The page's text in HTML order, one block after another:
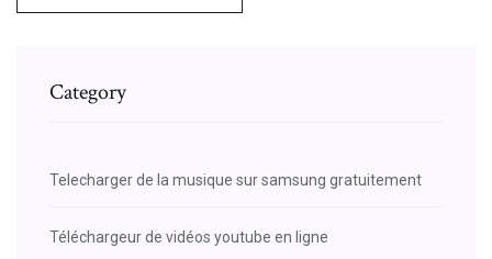
Category
Telecharger de la musique sur samsung gratuitement
Téléchargeur de vidéos youtube en ligne